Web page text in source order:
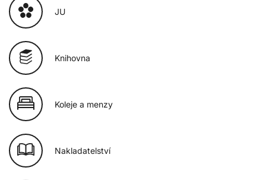
JU
Knihovna
Koleje a menzy
Nakladatelství